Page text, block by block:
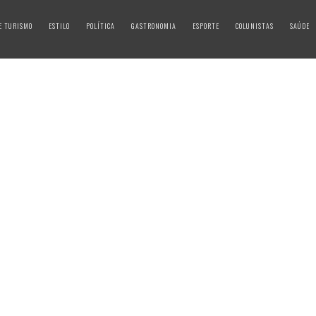
TURISMO ESTILO POLÍTICA GASTRONOMIA ESPORTE COLUNISTAS SAÚDE